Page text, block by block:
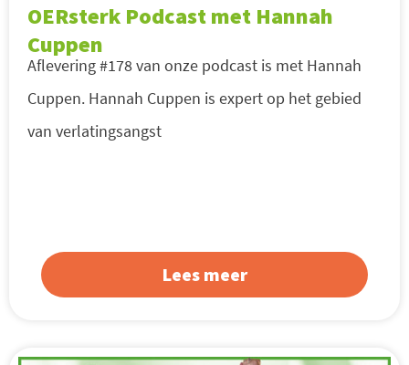
OERsterk Podcast met Hannah
Cuppen
Aflevering #178 van onze podcast is met Hannah
Cuppen. Hannah Cuppen is expert op het gebied
van verlatingsangst
Lees meer